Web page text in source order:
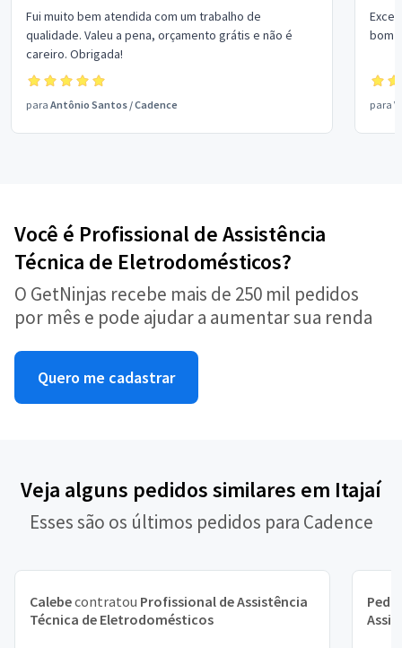
Fui muito bem atendida com um trabalho de
qualidade. Valeu a pena, orçamento grátis e não é
careiro. Obrigada!
para Antônio Santos /Cadence
bom
para
Você é Profissional de Assistência
Técnica de Eletrodomésticos?
O GetNinjas recebe mais de 250 mil pedidos
por mês e pode ajudar a aumentar sua renda
Quero me cadastrar
Veja alguns pedidos similares em Itajaí
Esses são os últimos pedidos para Cadence
Calebecontratou Profissional de Assistência
Técnica de Eletrodomésticos